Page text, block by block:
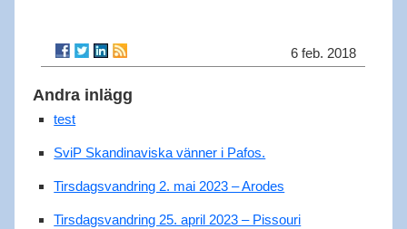
6 feb. 2018
Andra inlägg
test
SviP Skandinaviska vänner i Pafos.
Tirsdagsvandring 2. mai 2023 – Arodes
Tirsdagsvandring 25. april 2023 – Pissouri